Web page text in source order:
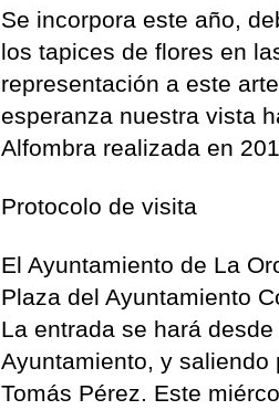
Se incorpora este año,
los tapices de flores en
representación a este
esperanza nuestra vista
Alfombra realizada en
Protocolo de visita
El Ayuntamiento de La
Plaza del Ayuntamiento
La entrada se hará
Ayuntamiento, y
Tomás Pérez. Este